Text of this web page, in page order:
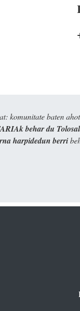
komunitate baten
behar du
harpidedun berri